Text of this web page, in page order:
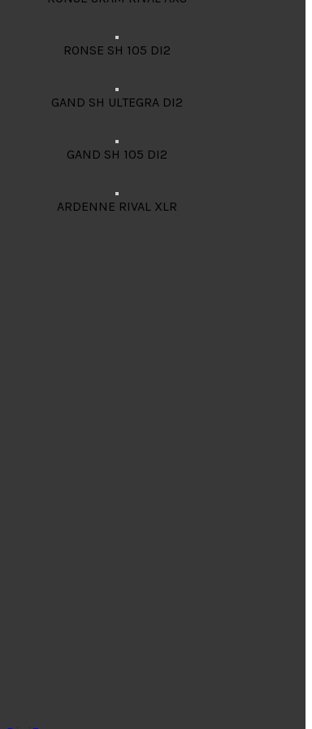
RONSE SH 105 DI2
GAND SH ULTEGRA DI2
GAND SH 105 DI2
ARDENNE RIVAL XLR